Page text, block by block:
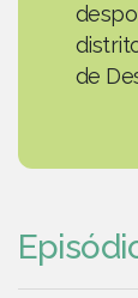
de